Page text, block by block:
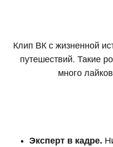
Клип ВК с жизненной
путешествий. Такие
много
Эксперт в кадре.